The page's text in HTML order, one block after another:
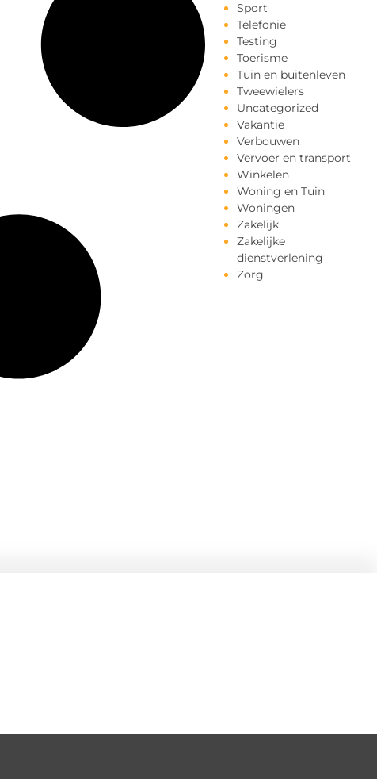
Sport
Telefonie
Testing
Toerisme
Tuin en buitenleven
Tweewielers
Uncategorized
Vakantie
Verbouwen
Vervoer en transport
Winkelen
Woning en Tuin
Woningen
Zakelijk
Zakelijke
dienstverlening
Zorg